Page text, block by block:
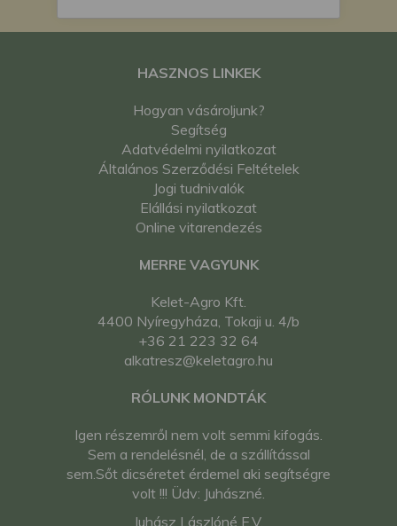
HASZNOS LINKEK
Hogyan vásároljunk?
Segítség
Adatvédelmi nyilatkozat
Általános Szerződési Feltételek
Jogi tudnivalók
Elállási nyilatkozat
Online vitarendezés
MERRE VAGYUNK
Kelet-Agro Kft.
4400 Nyíregyháza, Tokaji u. 4/b
+36 21 223 32 64
alkatresz@keletagro.hu
RÓLUNK MONDTÁK
Igen részemről nem volt semmi kifogás.
Sem a rendelésnél, de a szállítással
sem.Sőt dicséretet érdemel aki segítségre
volt !!! Üdv: Juhászné.
Juhász Lászlóné E.V.